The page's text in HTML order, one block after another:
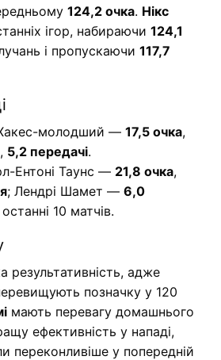
124,2 очка. Нікс
ігор, набираючи 124,1
і пропускаючи 117,7
молодший — 17,5 очка,
, 5,2 передачі.
Ентоні Таунс — 21,8 очка,
; Лендрі Шамет — 6,0
10 матчів.
результативність, адже
позначку у 120
мають перевагу домашнього
ефективність у нападі,
переконливіше у попередній